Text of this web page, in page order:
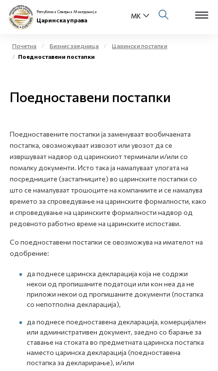
Физички лица
Е-Царина
Медиа центар
Контакт
Е-Весник
Република Северна Македонија
Царинска управа
Почетна Бизнис заедница
Царински постапки
Поедноставени постапки
Поедноставени постапки
Поедноставените постапки ја заменуваат вообичаената
постапка, овозможуваат извозот или увозот да се
извршуваат надвор од царинскиот терминали и/или со
помалку документи. Исто така ја намалуваат улогата на
посредниците (застапниците) во царинските постапки со
што се намалуваат трошоците на компаниите и се намалува
времето за спроведување на царинските формалности, како
и спроведување на царинските формалности надвор од
редовното работно време на царинските испостави.
Со поедноставени постапки се овозможува на имателот на
одобрение:
да поднесе царинска декларација која не содржи
некои од пропишаните податоци или кон неа да не
приложи некои од пропишаните документи (постапка
со непотполна декларација),
да поднесе поедноставена декларација, комерцијален
или административен документ, заедно со барање за
ставање на стоката во предметната царинска постапка
наместо царинска декларација (поедноставена
постапка за декларирање), и/или